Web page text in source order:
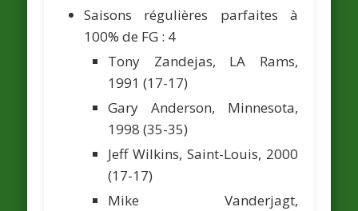
Saisons régulières parfaites à
100% de FG : 4
Tony Zandejas, LA Rams,
1991 (17-17)
Gary Anderson, Minnesota,
1998 (35-35)
Jeff Wilkins, Saint-Louis, 2000
(17-17)
Mike Vanderjagt,